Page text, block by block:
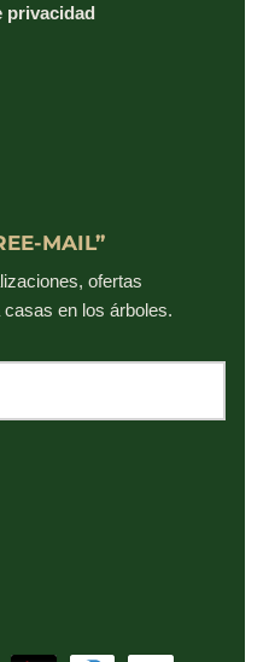
privacidad
MAIL”
ofertas
en los árboles.